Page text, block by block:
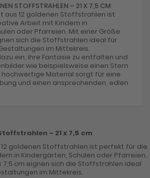
STOFFSTRAHLEN – 21 X 7,5 CM
aus 12 goldenen Stoffstrahlen ist
Arbeit mit Kindern in
oder Pfarreien. Mit einer Größe
sich die Stoffstrahlen ideal für
im Mittekreis.
ein, ihre Fantasie zu entfalten und
wie beispielsweise einen Stern
hochwertige Material sorgt für eine
und einen ansprechenden, edlen
– 21 x 7,5 cm
goldenen Stoffstrahlen ist perfekt für die
in Kindergärten, Schulen oder Pfarreien.
7,5 cm eignen sich die Stoffstrahlen ideal
im Mittekreis.